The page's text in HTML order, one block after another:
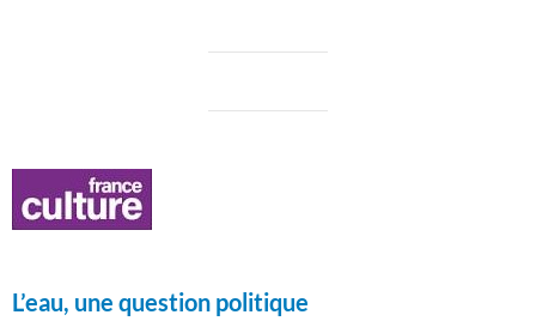
L’eau, une question politique